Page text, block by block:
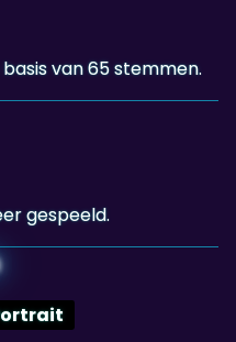
gespeeld.